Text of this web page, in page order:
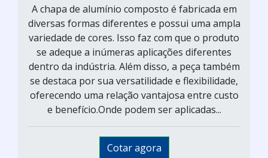
A chapa de alumínio composto é fabricada em
diversas formas diferentes e possui uma ampla
variedade de cores. Isso faz com que o produto
se adeque a inúmeras aplicações diferentes
dentro da indústria. Além disso, a peça também
se destaca por sua versatilidade e flexibilidade,
oferecendo uma relação vantajosa entre custo
e benefício.Onde podem ser aplicadas...
Cotar agora